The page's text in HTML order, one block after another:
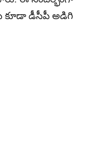
కూడా డీసీపీ అడిగి